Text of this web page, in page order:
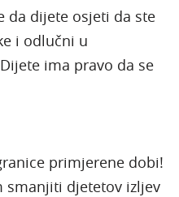
da dijete osjeti da ste
i odlučni u
ima pravo da se
primjerene dobi!
smanjiti djetetov izljev